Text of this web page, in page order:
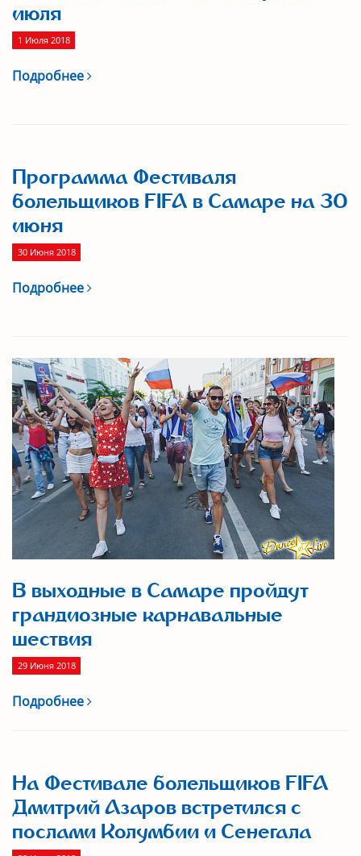
июля
1 Июля 2018
Подробнее
Программа Фестиваля
болельщиков FIFA в Самаре на 30
июня
30 Июня 2018
Подробнее
В выходные в Самаре пройдут
грандиозные карнавальные
шествия
29 Июня 2018
Подробнее
На Фестивале болельщиков FIFA
Дмитрий Азаров встретился с
послами Колумбии и Сенегала